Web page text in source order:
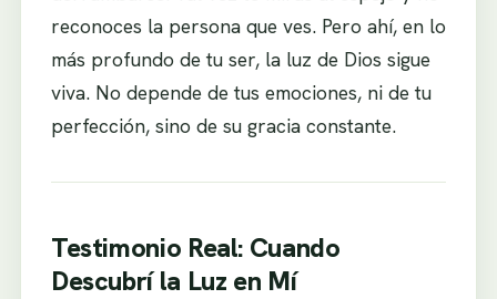
reconoces la persona que ves. Pero ahí, en lo
más profundo de tu ser, la luz de Dios sigue
viva. No depende de tus emociones, ni de tu
perfección, sino de su gracia constante.
Testimonio Real: Cuando
Descubrí la Luz en Mí